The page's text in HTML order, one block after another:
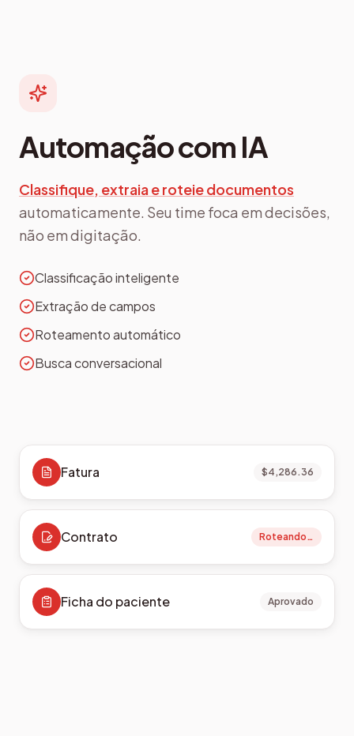
Automação com IA
Classifique, extraia e roteie documentos
automaticamente. Seu time foca em decisões,
não em digitação.
Classificação inteligente
Extração de campos
Roteamento automático
Busca conversacional
Fatura $4,286.36
Contrato Roteando…
Ficha do paciente Aprovado